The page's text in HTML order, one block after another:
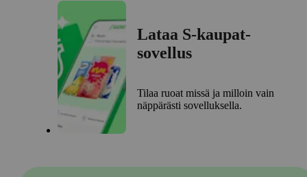
Lataa S-kaupat-
sovellus
Tilaa ruoat missä ja milloin vain
näppärästi sovelluksella.